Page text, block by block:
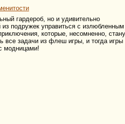
гардероб, но и удивительно
подружек управиться с излюбленным
которые, несомненно,
все задачи из флеш игры, и тогда игры
модницами!